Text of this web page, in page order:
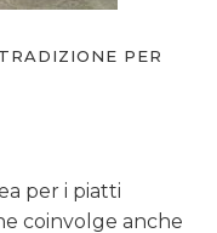
PER
per i piatti
coinvolge anche